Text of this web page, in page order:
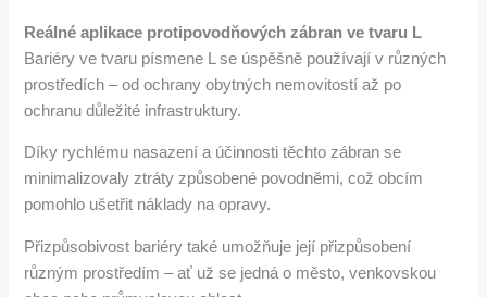
Reálné aplikace protipovodňových zábran ve tvaru L
Bariéry ve tvaru písmene L se úspěšně používají v různých
prostředích – od ochrany obytných nemovitostí až po
ochranu důležité infrastruktury.
Díky rychlému nasazení a účinnosti těchto zábran se
minimalizovaly ztráty způsobené povodněmi, což obcím
pomohlo ušetřit náklady na opravy.
Přizpůsobivost bariéry také umožňuje její přizpůsobení
různým prostředím – ať už se jedná o město, venkovskou